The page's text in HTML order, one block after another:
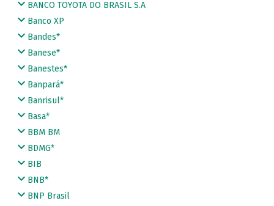
BANCO TOYOTA DO BRASIL S.A
Banco XP
Bandes*
Banese*
Banestes*
Banpará*
Banrisul*
Basa*
BBM BM
BDMG*
BIB
BNB*
BNP Brasil